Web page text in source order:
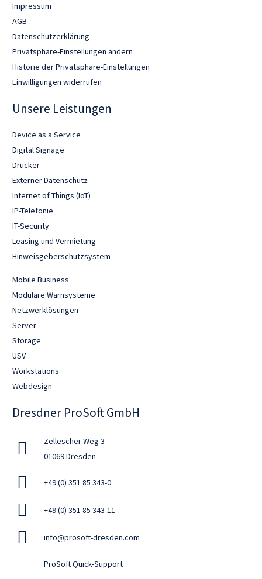
Impressum
AGB
Datenschutzerklärung
Privatsphäre-Einstellungen ändern
Historie der Privatsphäre-Einstellungen
Einwilligungen widerrufen
Unsere Leistungen
Device as a Service
Digital Signage
Drucker
Externer Datenschutz
Internet of Things (IoT)
IP-Telefonie
IT-Security
Leasing und Vermietung
Hinweisgeberschutzsystem
Mobile Business
Modulare Warnsysteme
Netzwerklösungen
Server
Storage
USV
Workstations
Webdesign
Dresdner ProSoft GmbH
Zellescher Weg 3
01069 Dresden
+49 (0) 351 85 343-0
+49 (0) 351 85 343-11
info@prosoft-dresden.com
ProSoft Quick-Support